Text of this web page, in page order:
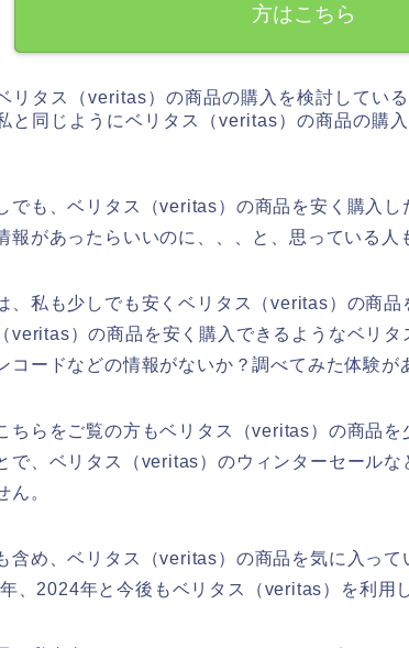
方はこちら
リタス（veritas）の商品の購入を検討してい
と同じようにベリタス（veritas）の商品の購
でも、ベリタス（veritas）の商品を安く購入
報があったらいいのに、、、と、思っている人
、私も少しでも安くベリタス（veritas）の商品
veritas）の商品を安く購入できるようなベリ
コードなどの情報がないか？調べてみた体験が
ちらをご覧の方もベリタス（veritas）の商品を
で、ベリタス（veritas）のウィンターセール
ん。
含め、ベリタス（veritas）の商品を気に入っ
、2024年と今後もベリタス（veritas）を利用